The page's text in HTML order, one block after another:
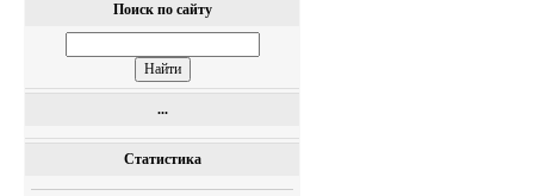
Поиск по сайту
...
Статистика